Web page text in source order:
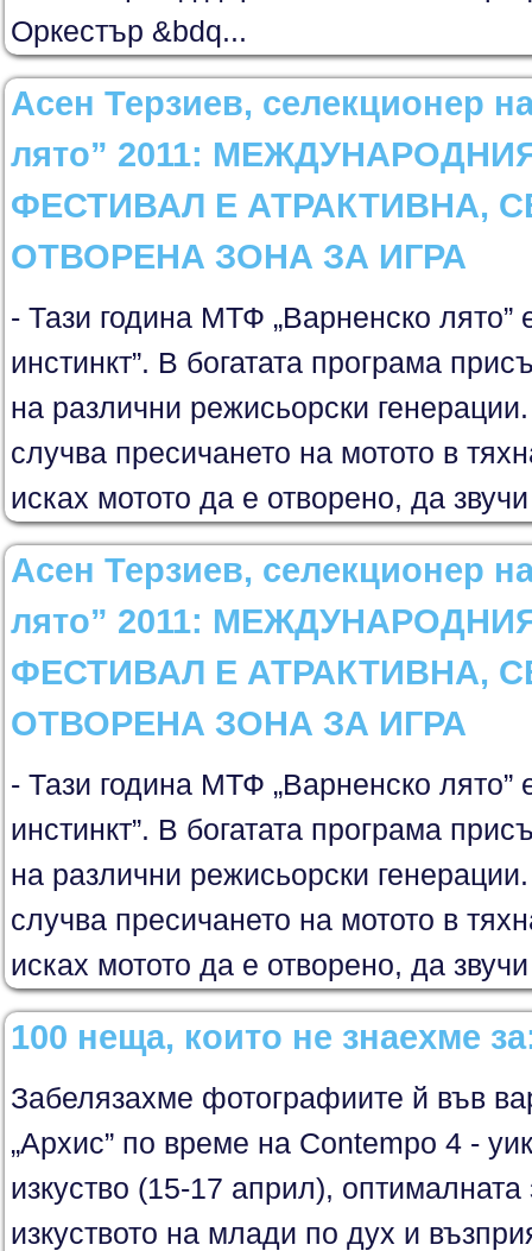
Оркестър &bdq...
Асен Терзиев, селекционер
лято” 2011:
ФЕСТИВАЛ Е АТРАКТИВНА,
ОТВОРЕНА ЗОНА ЗА ИГРА
- Тази година МТФ „Варненско лято”
инстинкт”. В богатата програма
на различни режисьорски
случва пресичането на мотото в
исках мотото да е отворено, да
Асен Терзиев, селекционер
лято” 2011:
ФЕСТИВАЛ Е АТРАКТИВНА,
ОТВОРЕНА ЗОНА ЗА ИГРА
- Тази година МТФ „Варненско лято”
инстинкт”. В богатата програма
на различни режисьорски
случва пресичането на мотото в
исках мотото да е отворено, да
100 неща, които не знаехме
Забелязахме фотографиите й във
„Архис” по време на Contempo 4 -
изкуство (15-17 април),
изкуството на млади по дух и